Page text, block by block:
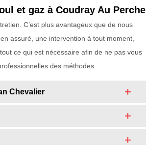
et gaz à Coudray Au Perche
C’est plus avantageux que de nous
assuré, une intervention à tout moment,
ce qui est nécessaire afin de ne pas vous
des méthodes.
Chevalier